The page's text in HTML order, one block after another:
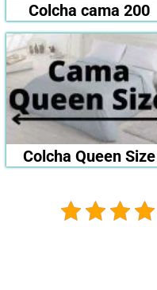
Colcha cama 200
Colcha Queen Size